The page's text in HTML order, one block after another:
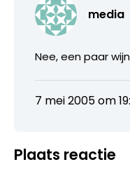
media
Nee, een paar
7 mei 2005 om
Plaats reactie